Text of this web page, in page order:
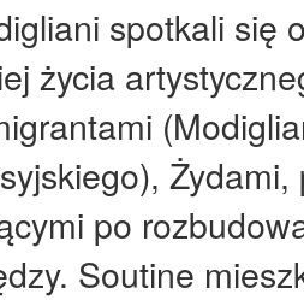
spotkali się
życia
po
Soutine